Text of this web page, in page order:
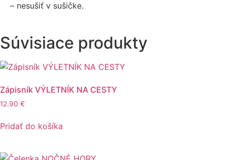
– nesušiť v sušičke.
Súvisiace produkty
Zápisník VÝLETNÍK NA CESTY
12.90 €
Pridať do košíka